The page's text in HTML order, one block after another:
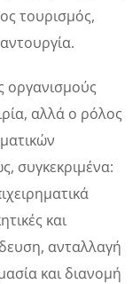
τουρισμός,
οργανισμούς
αλλά ο ρόλος
συγκεκριμένα:
και
ανταλλαγή
και διανομή